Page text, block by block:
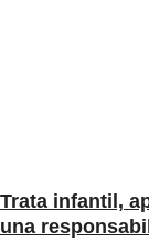
Trata infantil,
una